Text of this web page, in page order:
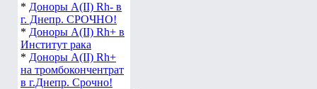
* Доноры А(ІІ) Rh- в
г. Днепр. СРОЧНО!
* Доноры А(ІІ) Rh+ в
Институт рака
* Доноры А(ІІ) Rh+
на тромбокончентрат
в г.Днепр. Срочно!